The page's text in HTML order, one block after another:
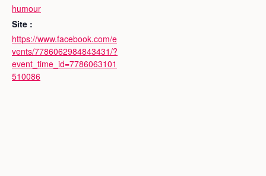
humour
Site :
https://www.facebook.com/e
vents/7786062984843431/?
event_time_id=7786063101
510086